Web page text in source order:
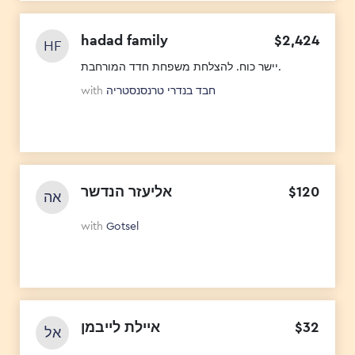
HF hadad family $2,424
יישר כוח. להצלחת משפחת חדד המורחבת.
with חבד בנדרי טרנסנסטריה
אה אליעזר הנדשר $120
with Gotsel
אל איילת לייבמן $32